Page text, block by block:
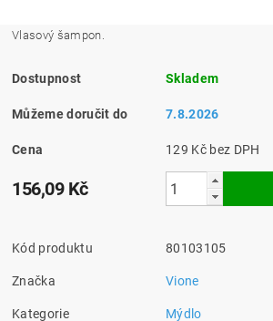
Vlasový šampon.
Dostupnost Skladem
Můžeme doručit do 7.8.2026
Cena 129 Kč bez DPH
156,09 Kč
Kód produktu 80103105
Značka Vione
Kategorie Mýdlo